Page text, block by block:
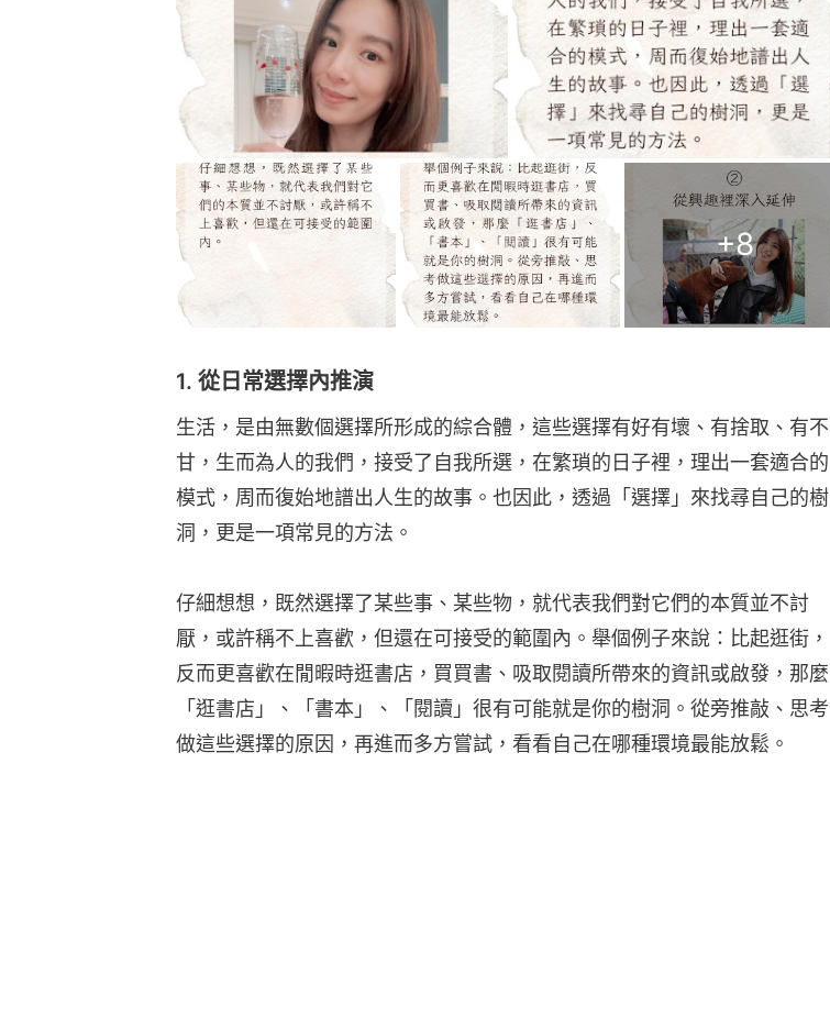
+8
1. 從日常選擇內推演
生活，是由無數個選擇所形成的綜合體，這些選擇有好有壞、有捨取、有不
甘，生而為人的我們，接受了自我所選，在繁瑣的日子裡，理出一套適合的
模式，周而復始地譜出人生的故事。也因此，透過「選擇」來找尋自己的樹
洞，更是一項常見的方法。
仔細想想，既然選擇了某些事、某些物，就代表我們對它們的本質並不討
厭，或許稱不上喜歡，但還在可接受的範圍內。舉個例子來說：比起逛街，
反而更喜歡在閒暇時逛書店，買買書、吸取閱讀所帶來的資訊或啟發，那麼
「逛書店」、「書本」、「閱讀」很有可能就是你的樹洞。從旁推敲、思考
做這些選擇的原因，再進而多方嘗試，看看自己在哪種環境最能放鬆。